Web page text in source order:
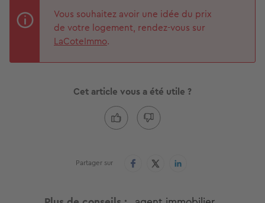
Vous souhaitez avoir une idée du prix
de votre logement, rendez-vous sur
LaCoteImmo.
Cet article vous a été utile ?
Partager sur